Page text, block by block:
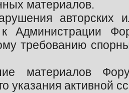
материалов.
авторских
к Администрации
требованию
материалов
указания активной